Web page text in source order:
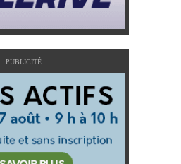
PUBLICITÉ